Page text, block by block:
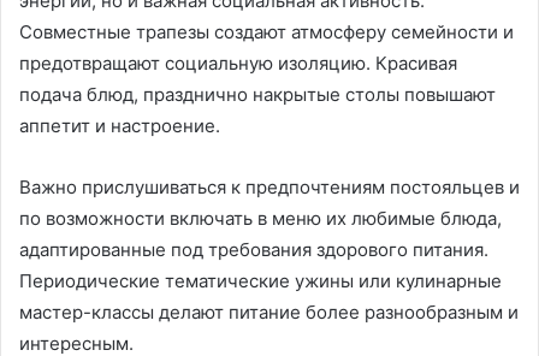
Совместные трапезы создают атмосферу семейности и
предотвращают социальную изоляцию. Красивая
подача блюд, празднично накрытые столы повышают
аппетит и настроение.
Важно прислушиваться к предпочтениям постояльцев и
по возможности включать в меню их любимые блюда,
адаптированные под требования здорового питания.
Периодические тематические ужины или кулинарные
мастер-классы делают питание более разнообразным и
интересным.